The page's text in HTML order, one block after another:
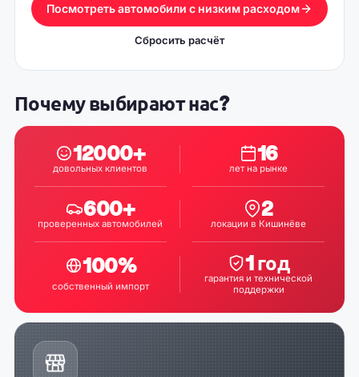
Посмотреть автомобили с низким расходом
Сбросить расчёт
Почему выбирают нас?
12000+
довольных клиентов
16
лет на рынке
600+
проверенных автомобилей
2
локации в Кишинёве
100%
собственный импорт
1год
гарантия и технической
поддержки